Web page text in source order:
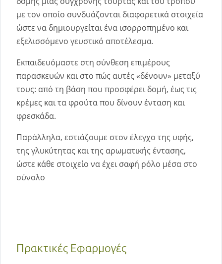
με τον οποίο συνδυάζονται διαφορετικά στοιχεία
ώστε να δημιουργείται ένα ισορροπημένο και
εξελισσόμενο γευστικό αποτέλεσμα.
Εκπαιδευόμαστε στη σύνθεση επιμέρους
παρασκευών και στο πώς αυτές «δένουν» μεταξύ
τους: από τη βάση που προσφέρει δομή, έως τις
κρέμες και τα φρούτα που δίνουν ένταση και
φρεσκάδα.
Παράλληλα, εστιάζουμε στον έλεγχο της υφής,
της γλυκύτητας και της αρωματικής έντασης,
ώστε κάθε στοιχείο να έχει σαφή ρόλο μέσα στο
σύνολο
Πρακτικές Εφαρμογές